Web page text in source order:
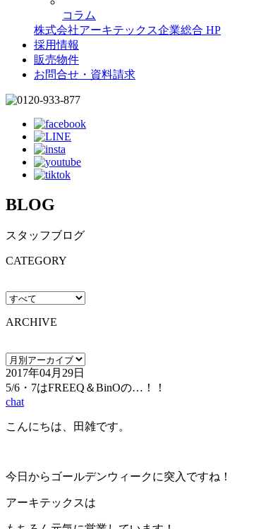
コラム
株式会社アーキテックス企業総合 HP
採用情報
販売物件
お問合せ・資料請求
BLOG
スタッフブログ
CATEGORY
ARCHIVE
2017年04月29日
5/6・7はFREEQ＆BinOの…！！
chat
こんにちは、田雑です。
今日からゴールデンウィークに突入ですね！
アーキテックスは